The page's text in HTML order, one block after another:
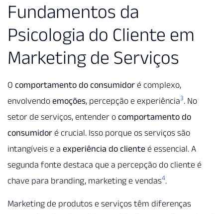
Fundamentos da
Psicologia do Cliente em
Marketing de Serviços
O comportamento do consumidor é complexo,
envolvendo emoções, percepção e experiência3. No
setor de serviços, entender o comportamento do
consumidor é crucial. Isso porque os serviços são
intangíveis e a experiência do cliente é essencial. A
segunda fonte destaca que a percepção do cliente é
chave para branding, marketing e vendas4.
Marketing de produtos e serviços têm diferenças